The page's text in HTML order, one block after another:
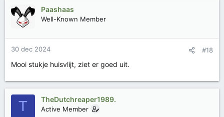
d
i
n
e
Paashaas
Well-Known Member
30 dec 2024 #18
Mooi stukje huisvlijt, ziet er goed uit.
T TheDutchreaper1989.
Active Member